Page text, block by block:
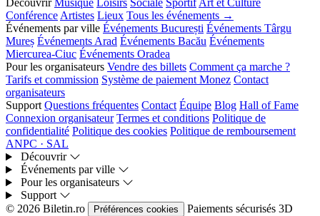
Découvrir Musique Loisirs Sociale Sportif Art et Culture
Conférence Artistes Lieux Tous les événements →
Événements par ville Événements București Événements Târgu
Mureș Événements Arad Événements Bacău Événements
Miercurea-Ciuc Événements Oradea
Pour les organisateurs Vendre des billets Comment ça marche ?
Tarifs et commission Système de paiement Monez Contact
organisateurs
Support Questions fréquentes Contact Équipe Blog Hall of Fame
Connexion organisateur Termes et conditions Politique de
confidentialité Politique des cookies Politique de remboursement
ANPC · SAL
Découvrir
Événements par ville
Pour les organisateurs
Support
© 2026 Biletin.ro
Préférences cookies Paiements sécurisés 3D